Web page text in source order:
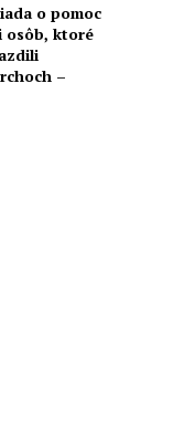
o pomoc
osôb, ktoré
–